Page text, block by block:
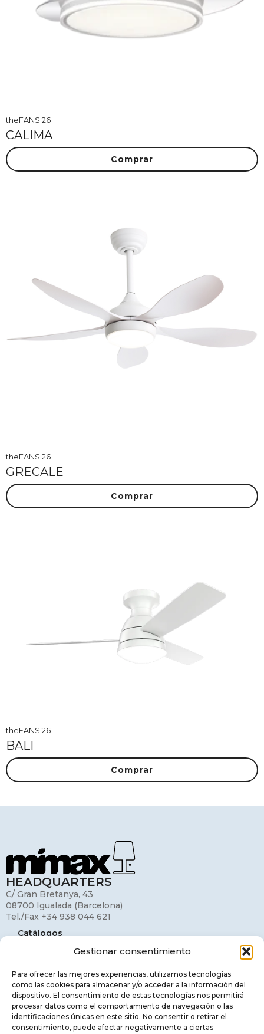
Gestionar consentimiento
Para ofrecer las mejores experiencias, utilizamos tecnologías
como las cookies para almacenar y/o acceder a la información del
dispositivo. El consentimiento de estas tecnologías nos permitirá
procesar datos como el comportamiento de navegación o las
identificaciones únicas en este sitio. No consentir o retirar el
consentimiento, puede afectar negativamente a ciertas
theFANS 26
CALIMA
Comprar
theFANS 26
GRECALE
Comprar
theFANS 26
BALI
Comprar
HEADQUARTERS
C/ Gran Bretanya, 43
08700 Igualada (Barcelona)
Tel./Fax +34 938 044 621
Catálogos
Contacto
Aviso legal
Política de privacidad